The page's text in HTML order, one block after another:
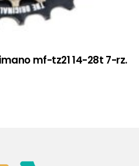
mf-tz21 14-28t 7-rz.